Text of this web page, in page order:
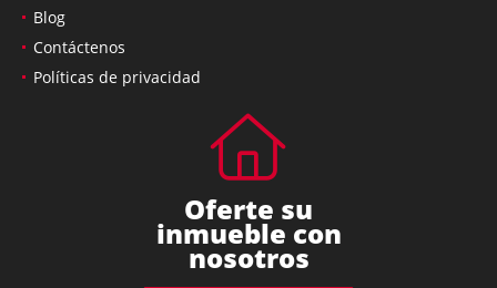
Blog
Contáctenos
Políticas de privacidad
Oferte su
inmueble con
nosotros